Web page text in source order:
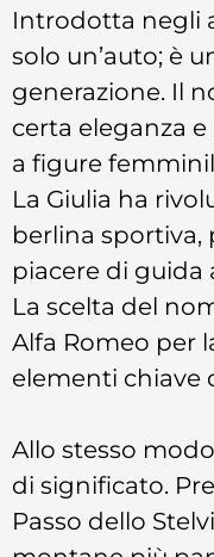
Introdotta negli
solo un’auto; è
generazione. Il
certa eleganza
a figure
La Giulia ha
berlina
piacere di
La scelta del
Alfa Romeo per
elementi chiave
Allo stesso
di significato.
Passo dello